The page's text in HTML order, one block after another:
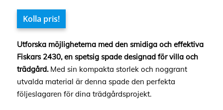
Kolla pris!
Utforska möjligheterna med den smidiga och effektiva
Fiskars 2430, en spetsig spade designad för villa och
trädgård.Med sin kompakta storlek och noggrant
utvalda material är denna spade den perfekta
följeslagaren för dina trädgårdsprojekt.